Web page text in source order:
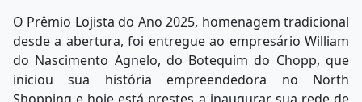
O Prêmio Lojista do Ano 2025, homenagem tradicional
desde a abertura, foi entregue ao empresário William
do Nascimento Agnelo, do Botequim do Chopp, que
iniciou sua história empreendedora no North